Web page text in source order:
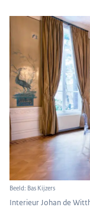
Beeld: Bas Kijzers
Interieur Johan de